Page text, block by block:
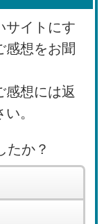
サイトにす
感想をお聞
感想には返
。
たか？